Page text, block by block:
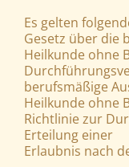
Es gelten
Gesetz über die
Heilkunde ohne
berufsmäßige
Heilkunde ohne
Richtlinie zur
Erteilung einer
Erlaubnis nach